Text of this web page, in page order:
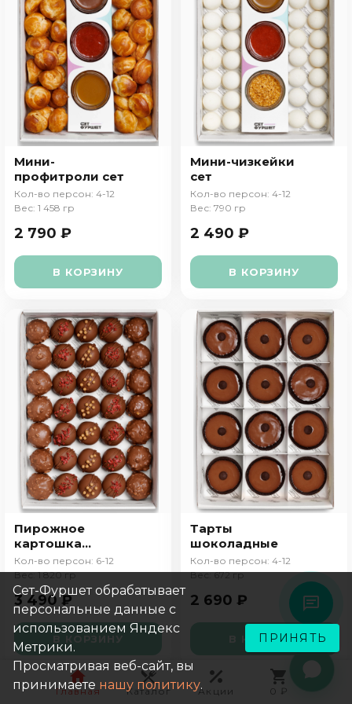
Мини-
профитроли сет
Кол-во персон: 4-12
Вес: 1 458 гр
2 790 ₽
В КОРЗИНУ
Мини-чизкейки
сет
Кол-во персон: 4-12
Вес: 790 гр
2 490 ₽
В КОРЗИНУ
Пирожное
картошка
ассорти сет
Кол-во персон: 6-12
Вес: 1 820 гр
3 490 ₽
Тарты
шоколадные
Кол-во персон: 4-12
Вес: 672 гр
2 690 ₽
В КОРЗИНУ
Главная Каталог Акции 0 ₽
Сет-Фуршет обрабатывает
персональные данные с
использованием Яндекс
Метрики.
Просматривая веб-сайт, вы
принимаете нашу политику.
ПРИНЯТЬ